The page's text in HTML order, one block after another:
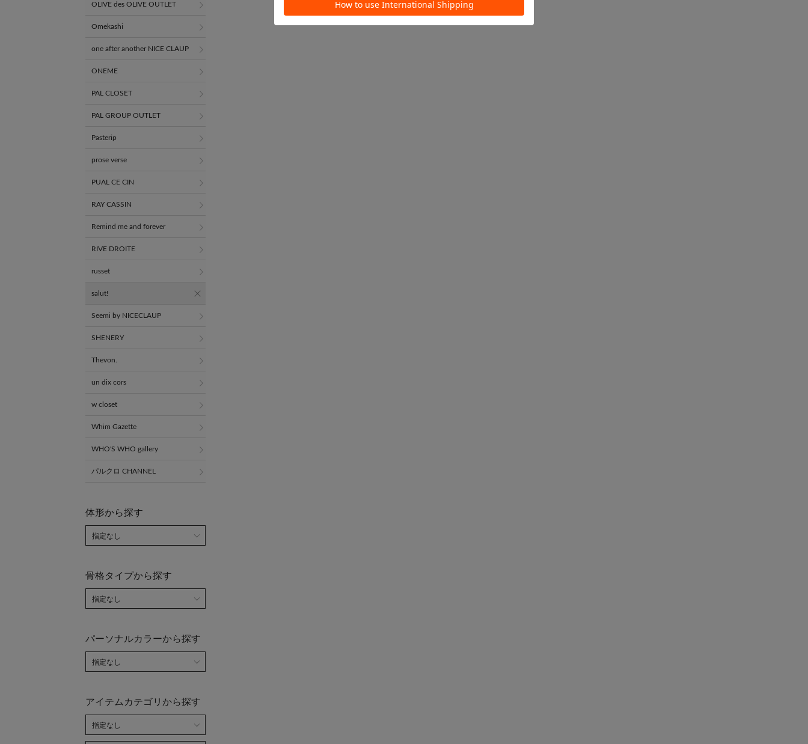
OLIVE des OLIVE OUTLET
Omekashi
one after another NICE CLAUP
ONEME
PAL CLOSET
PAL GROUP OUTLET
Pasterip
prose verse
PUAL CE CIN
RAY CASSIN
Remind me and forever
RIVE DROITE
russet
salut!
Seemi by NICECLAUP
SHENERY
Thevon.
un dix cors
w closet
Whim Gazette
WHO'S WHO gallery
パルクロ CHANNEL
体形から探す
骨格タイプから探す
パーソナルカラーから探す
アイテムカテゴリから探す